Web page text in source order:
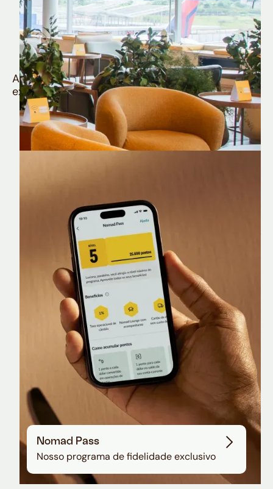
Quem é Nomad tem
muito mais
Aproveite todos os benefícios e vantagens
exclusivas da sua Conta Internacional
Nomad Lounge
Sala VIP no Aeroporto de Guarulhos
Nomad Pass
Nosso programa de fidelidade exclusivo